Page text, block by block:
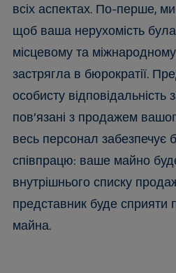
всіх аспектах. По-перше,
щоб ваша нерухомість
місцевому та
застрягла в бюрократії.
особисту відповідальність
пов’язані з продажем
весь персонал забезпечує
співпрацю: ваше майно
внутрішнього списку
представник буде
майна.